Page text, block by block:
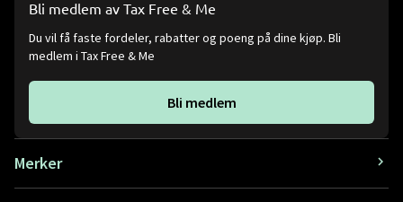
Bli medlem av Tax Free & Me
Du vil få faste fordeler, rabatter og poeng på dine kjøp. Bli
medlem i Tax Free & Me
Bli medlem
Merker